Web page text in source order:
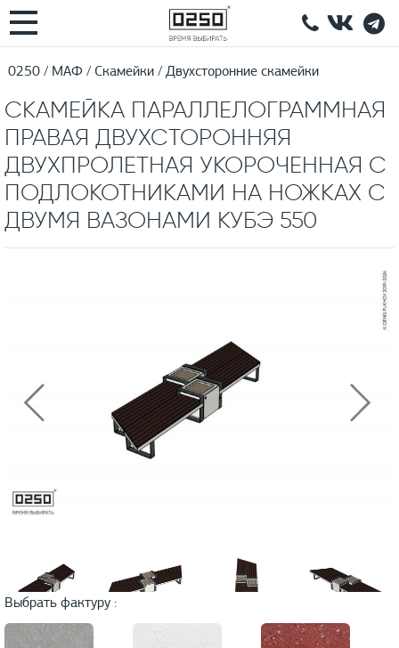
0250 МАФ Скамейки Двухсторонние скамейки
СКАМЕЙКА ПАРАЛЛЕЛОГРАММНАЯ
ПРАВАЯ ДВУХСТОРОННЯЯ
ДВУХПРОЛЕТНАЯ УКОРОЧЕННАЯ С
ПОДЛОКОТНИКАМИ НА НОЖКАХ С
ДВУМЯ ВАЗОНАМИ КУБЭ 550
Выбрать фактуру :